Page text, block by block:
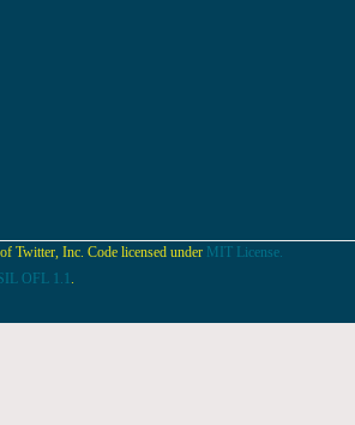
Twitter, Inc. Code licensed under MIT License.
OFL 1.1 .